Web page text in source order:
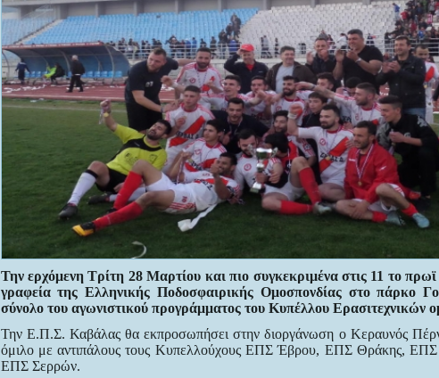
Την ερχόμενη Τρίτη 28 Μαρτίου και πιο συγκεκριμένα στις 11 το
γραφεία της Ελληνικής Ποδοσφαιρικής Ομοσπονδίας στο πάρκο
σύνολο του αγωνιστικού προγράμματος του Κυπέλλου Ερασιτεχνικών
Την Ε.Π.Σ. Καβάλαςθα εκπροσωπήσει στην διοργάνωση ο Κεραυνός
όμιλο με αντιπάλους τους Κυπελλούχους ΕΠΣ Έβρου, ΕΠΣ Θράκης, ΕΠΣ
ΕΠΣ Σερρών.